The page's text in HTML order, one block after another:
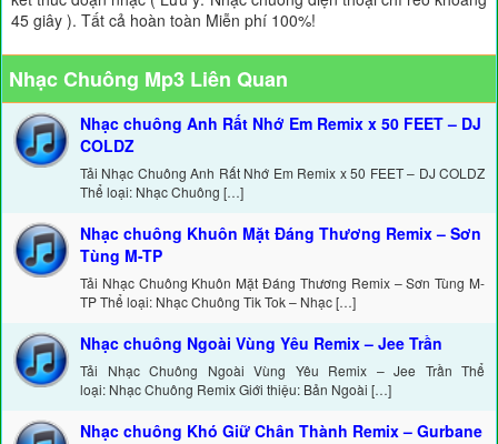
45 giây ). Tất cả hoàn toàn Miễn phí 100%!
Nhạc Chuông Mp3 Liên Quan
Nhạc chuông Anh Rất Nhớ Em Remix x 50 FEET – DJ
COLDZ
Tải Nhạc Chuông Anh Rất Nhớ Em Remix x 50 FEET – DJ COLDZ
Thể loại: Nhạc Chuông […]
Nhạc chuông Khuôn Mặt Đáng Thương Remix – Sơn
Tùng M-TP
Tải Nhạc Chuông Khuôn Mặt Đáng Thương Remix – Sơn Tùng M-
TP Thể loại: Nhạc Chuông Tik Tok – Nhạc […]
Nhạc chuông Ngoài Vùng Yêu Remix – Jee Trần
Tải Nhạc Chuông Ngoài Vùng Yêu Remix – Jee Trần Thể
loại: Nhạc Chuông Remix Giới thiệu: Bản Ngoài […]
Nhạc chuông Khó Giữ Chân Thành Remix – Gurbane